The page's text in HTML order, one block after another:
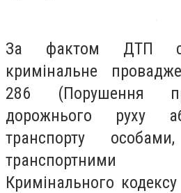
За фактом ДТП
кримінальне
286 (Порушення
дорожнього руху
транспорту
Кримінального